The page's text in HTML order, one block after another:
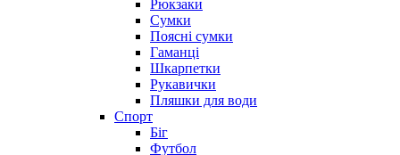
Рюкзаки
Сумки
Поясні сумки
Гаманці
Шкарпетки
Рукавички
Пляшки для води
Спорт
Біг
Футбол